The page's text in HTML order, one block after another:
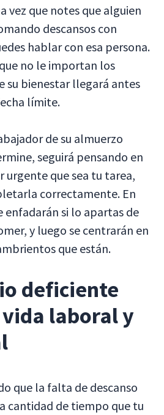
vez que notes que alguien
descansos con
hablar con esa persona.
no le importan los
su bienestar llegará antes
límite.
de su almuerzo
seguirá pensando en
urgente que sea tu tarea,
correctamente. En
enfadarán si lo apartas de
y luego se centrarán en
que están.
deficiente
laboral y
que la falta de descanso
cantidad de tiempo que tu